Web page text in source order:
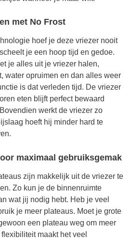
met No Frost
hoef je deze vriezer nooit
je een hoop tijd en gedoe.
je alles uit je vriezer halen,
water opruimen en dan alles weer
is dat verleden tijd. De vriezer
eten blijft perfect bewaard
werkt de vriezer zo
hoeft hij minder hard te
maximaal gebruiksgemak
zijn makkelijk uit de vriezer te
Zo kun je de binnenruimte
wat jij nodig hebt. Heb je veel
je meer plateaus. Moet je grote
een plateau weg om meer
maakt het veel